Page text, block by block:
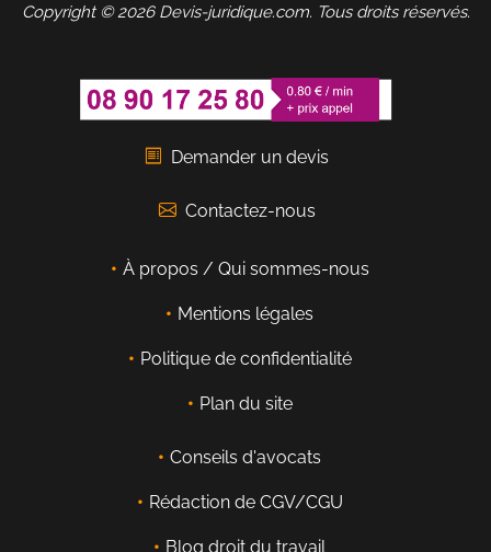
Copyright © 2026 Devis-juridique.com. Tous droits réservés.
Demander un devis
Contactez-nous
À propos / Qui sommes-nous
Mentions légales
Politique de confidentialité
Plan du site
Conseils d'avocats
Rédaction de CGV/CGU
Blog droit du travail